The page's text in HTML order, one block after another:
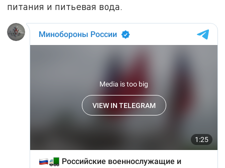
питания и питьевая вода.